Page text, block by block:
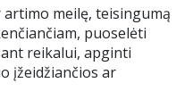
artimo meilę, teisingumą
puoselėti
reikalui, apginti
įžeidžiančios ar